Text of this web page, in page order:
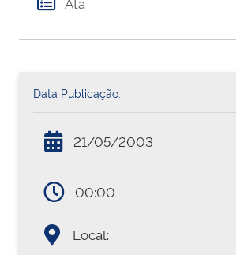
Data Publicação:
21/05/2003
00:00
Local: